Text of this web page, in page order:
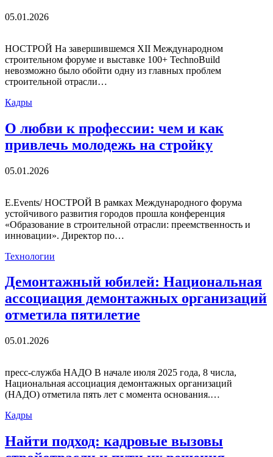
05.01.2026
НОСТРОЙ На завершившемся XII Международном
строительном форуме и выставке 100+ TechnoBuild
невозможно было обойти одну из главных проблем
строительной отрасли…
Кадры
О любви к профессии: чем и как
привлечь молодежь на стройку
05.01.2026
E.Events/ НОСТРОЙ В рамках Международного форума
устойчивого развития городов прошла конференция
«Образование в строительной отрасли: преемственность и
инновации». Директор по…
Технологии
Демонтажный юбилей: Национальная
ассоциация демонтажных организаций
отметила пятилетие
05.01.2026
пресс-служба НАДО В начале июля 2025 года, 8 числа,
Национальная ассоциация демонтажных организаций
(НАДО) отметила пять лет с момента основания.…
Кадры
Найти подход: кадровые вызовы